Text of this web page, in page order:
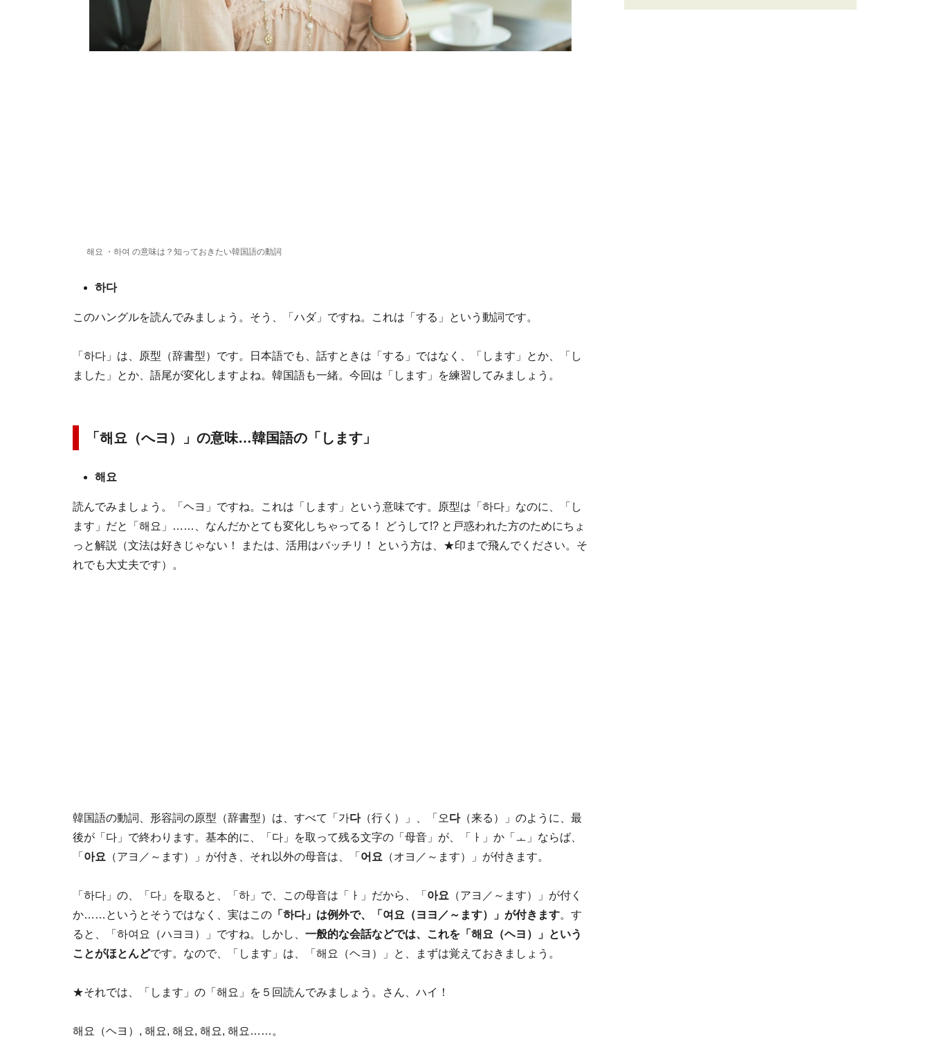
해요 ・하여 の意味は？知っておきたい韓国語の動詞
하다
このハングルを読んでみましょう。そう、「ハダ」ですね。これは「する」という動詞です。
「하다」は、原型（辞書型）です。日本語でも、話すときは「する」ではなく、「します」とか、「し
ました」とか、語尾が変化しますよね。韓国語も一緒。今回は「します」を練習してみましょう。
「해요（へヨ）」の意味…韓国語の「します」
해요
読んでみましょう。「ヘヨ」ですね。これは「します」という意味です。原型は「하다」なのに、「し
ます」だと「해요」……、なんだかとても変化しちゃってる！ どうして!? と戸惑われた方のためにちょ
っと解説（文法は好きじゃない！ または、活用はバッチリ！ という方は、★印まで飛んでください。そ
れでも大丈夫です）。
韓国語の動詞、形容詞の原型（辞書型）は、すべて「가다（行く）」、「오다（来る）」のように、最
後が「다」で終わります。基本的に、「다」を取って残る文字の「母音」が、「ㅏ」か「ㅗ」ならば、
「 아요 （アヨ／～ます）」が付き、それ以外の母音は、「 어요 （オヨ／～ます）」が付きます。
「하다」の、「다」を取ると、「하」で、この母音は「ㅏ」だから、「 아요
（アヨ／～ます）」が付く
か……というとそうではなく、実はこの 「하다」は例外で、「여요（ヨヨ／～ます）」が付きます。す
ると、「하여요（ハヨヨ）」ですね。しかし、 一般的な会話などでは、これを「해요（ヘヨ）」という
ことがほとんどです。なので、「します」は、「해요（ヘヨ）」と、まずは覚えておきましょう。
★それでは、「します」の「해요」を５回読んでみましょう。さん、ハイ！
해요（ヘヨ）, 해요, 해요, 해요, 해요……。